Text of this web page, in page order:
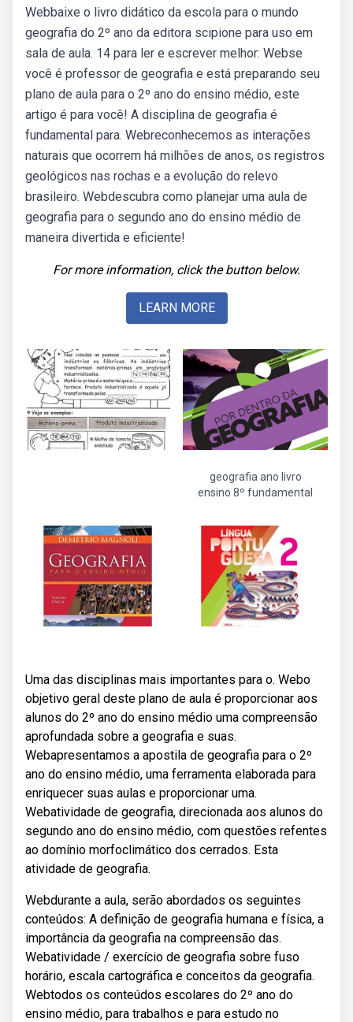
Webbaixe o livro didático da escola para o mundo
geografia do 2º ano da editora scipione para uso em
sala de aula. 14 para ler e escrever melhor: Webse
você é professor de geografia e está preparando seu
plano de aula para o 2º ano do ensino médio, este
artigo é para você! A disciplina de geografia é
fundamental para. Webreconhecemos as interações
naturais que ocorrem há milhões de anos, os registros
geológicos nas rochas e a evolução do relevo
brasileiro. Webdescubra como planejar uma aula de
geografia para o segundo ano do ensino médio de
maneira divertida e eficiente!
For more information, click the button below.
LEARN MORE
geografia ano livro
ensino 8º fundamental
Uma das disciplinas mais importantes para o. Webo
objetivo geral deste plano de aula é proporcionar aos
alunos do 2º ano do ensino médio uma compreensão
aprofundada sobre a geografia e suas.
Webapresentamos a apostila de geografia para o 2º
ano do ensino médio, uma ferramenta elaborada para
enriquecer suas aulas e proporcionar uma.
Webatividade de geografia, direcionada aos alunos do
segundo ano do ensino médio, com questões refentes
ao domínio morfoclimático dos cerrados. Esta
atividade de geografia.
Webdurante a aula, serão abordados os seguintes
conteúdos: A definição de geografia humana e física, a
importância da geografia na compreensão das.
Webatividade / exercício de geografia sobre fuso
horário, escala cartográfica e conceitos da geografia.
Webtodos os conteúdos escolares do 2º ano do
ensino médio, para trabalhos e para estudo no